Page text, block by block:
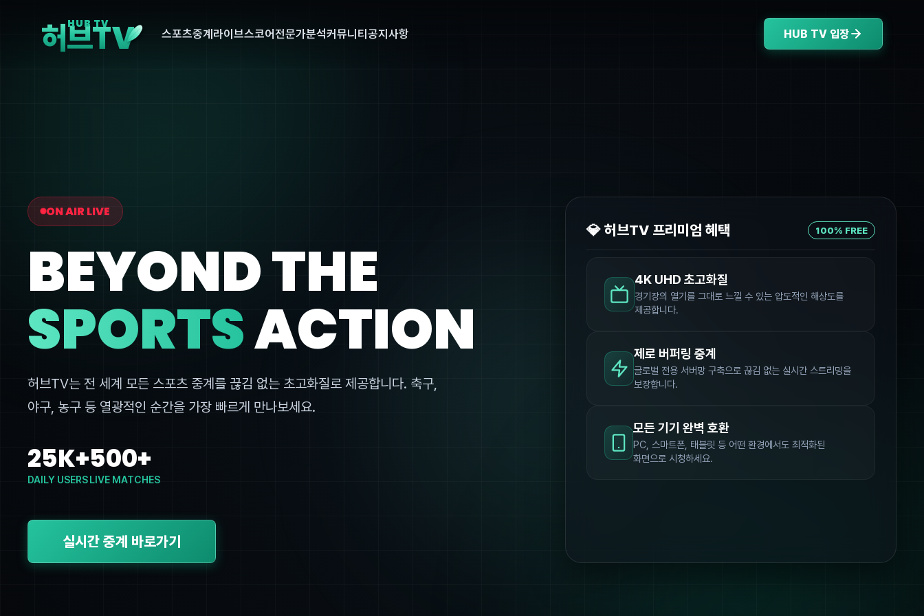
HUB TV
허브TV 스포츠중계 라이브스코어전문가분석커뮤니티 공지사항 HUB TV 입장
ON AIR LIVE
BEYOND THE
SPORTSACTION
허브TV는 전 세계 모든 스포츠 중계를 끊김 없는 초고화질로 제공합니다. 축구,
야구, 농구 등 열광적인 순간을 가장 빠르게 만나보세요.
25K+
DAILY USERS
500+
LIVE MATCHES
실시간 중계 바로가기
💎 허브TV 프리미엄 혜택 100% FREE
4K UHD 초고화질
경기장의 열기를 그대로 느낄 수 있는 압도적인 해상도를
제공합니다.
제로 버퍼링 중계
글로벌 전용 서버망 구축으로 끊김 없는 실시간 스트리밍을
보장합니다.
모든 기기 완벽 호환
PC, 스마트폰, 태블릿 등 어떤 환경에서도 최적화된
화면으로 시청하세요.